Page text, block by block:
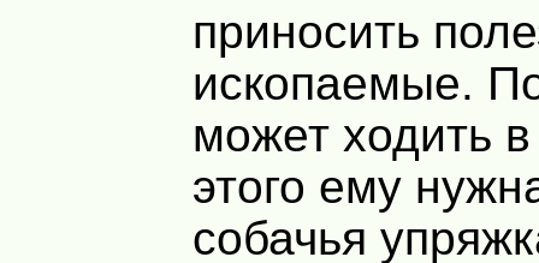
приносить
ископаемые.
может ходить
этого ему
собачья